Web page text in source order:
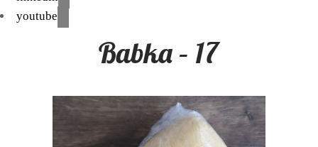
youtube
Babka – 17